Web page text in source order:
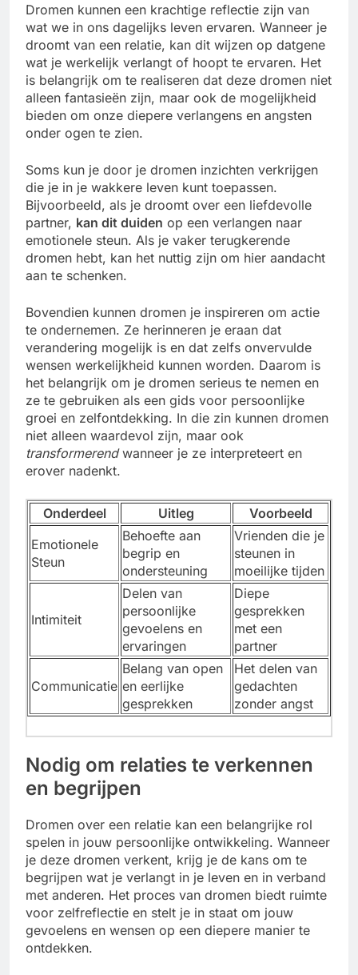
Dromen kunnen een krachtige reflectie zijn van
wat we in ons dagelijks leven ervaren. Wanneer je
droomt van een relatie, kan dit wijzen op datgene
wat je werkelijk verlangt of hoopt te ervaren. Het
is belangrijk om te realiseren dat deze dromen niet
alleen fantasieën zijn, maar ook de mogelijkheid
bieden om onze diepere verlangens en angsten
onder ogen te zien.
Soms kun je door je dromen inzichten verkrijgen
die je in je wakkere leven kunt toepassen.
Bijvoorbeeld, als je droomt over een liefdevolle
partner, kan dit duiden op een verlangen naar
emotionele steun. Als je vaker terugkerende
dromen hebt, kan het nuttig zijn om hier aandacht
aan te schenken.
Bovendien kunnen dromen je inspireren om actie
te ondernemen. Ze herinneren je eraan dat
verandering mogelijk is en dat zelfs onvervulde
wensen werkelijkheid kunnen worden. Daarom is
het belangrijk om je dromen serieus te nemen en
ze te gebruiken als een gids voor persoonlijke
groei en zelfontdekking. In die zin kunnen dromen
niet alleen waardevol zijn, maar ook
transformerendwanneer je ze interpreteert en
erover nadenkt.
Onderdeel Uitleg
Voorbeeld
Emotionele
Steun
Behoefte aan
begrip en
ondersteuning
Vrienden die je
steunen in
moeilijke tijden
Intimiteit
Delen van
persoonlijke
gevoelens en
ervaringen
Diepe
gesprekken
met een
partner
Communicatie
Belang van open
en eerlijke
gesprekken
Het delen van
gedachten
zonder angst
Nodig om relaties te verkennen
en begrijpen
Dromen over een relatie kan een belangrijke rol
spelen in jouw persoonlijke ontwikkeling. Wanneer
je deze dromen verkent, krijg je de kans om te
begrijpen wat je verlangt in je leven en in verband
met anderen. Het proces van dromen biedt ruimte
voor zelfreflectie en stelt je in staat om jouw
gevoelens en wensen op een diepere manier te
ontdekken.